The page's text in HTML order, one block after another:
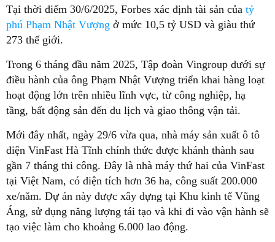
Tại thời điểm 30/6/2025, Forbes xác định tài sản của tỷ
phú Phạm Nhật Vượng ở mức 10,5 tỷ USD và giàu thứ
273 thế giới.
Trong 6 tháng đầu năm 2025, Tập đoàn Vingroup dưới sự
điều hành của ông Phạm Nhật Vượng triển khai hàng loạt
hoạt động lớn trên nhiều lĩnh vực, từ công nghiệp, hạ
tầng, bất động sản đến du lịch và giao thông vận tải.
Mới đây nhất, ngày 29/6 vừa qua, nhà máy sản xuất ô tô
điện VinFast Hà Tĩnh chính thức được khánh thành sau
gần 7 tháng thi công. Đây là nhà máy thứ hai của VinFast
tại Việt Nam, có diện tích hơn 36 ha, công suất 200.000
xe/năm. Dự án này được xây dựng tại Khu kinh tế Vũng
Áng, sử dụng năng lượng tái tạo và khi đi vào vận hành sẽ
tạo việc làm cho khoảng 6.000 lao động.